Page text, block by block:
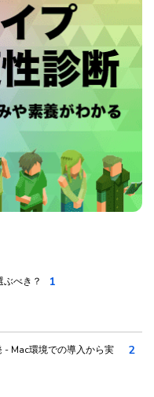
べき？ 1
- Mac環境での導入から実
2